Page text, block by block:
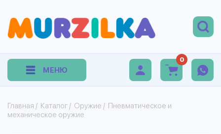
МЕНЮ
0
Главная / Каталог / Оружие / Пневматическое и
механическое оружие